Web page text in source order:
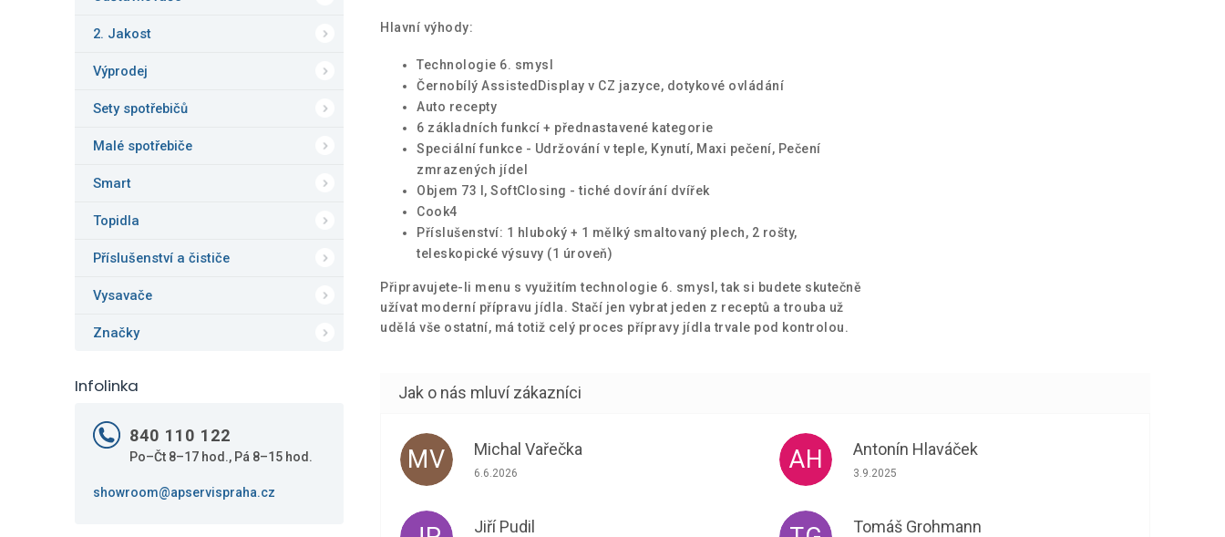
2. Jakost
Výprodej
Sety spotřebičů
Malé spotřebiče
Smart
Topidla
Příslušenství a čističe
Vysavače
Značky
Infolinka
840 110 122
Po–Čt 8–17 hod., Pá 8–15 hod.
showroom@apservispraha.cz
Hlavní výhody:
Technologie 6. smysl
Černobílý AssistedDisplay v CZ jazyce, dotykové ovládání
Auto recepty
6 základních funkcí + přednastavené kategorie
Speciální funkce - Udržování v teple, Kynutí, Maxi pečení, Pečení
zmrazených jídel
Objem 73 l, SoftClosing - tiché dovírání dvířek
Cook4
Příslušenství: 1 hluboký + 1 mělký smaltovaný plech, 2 rošty,
teleskopické výsuvy (1 úroveň)
Připravujete-li menu s využitím technologie 6. smysl, tak si budete skutečně
užívat moderní přípravu jídla. Stačí jen vybrat jeden z receptů a trouba už
udělá vše ostatní, má totiž celý proces přípravy jídla trvale pod kontrolou.
MV Michal Vařečka
Hodnocení obchodu je 5 z 5 hvězdiček.
6.6.2026 AH Antonín Hlaváček
Hodnocení obchodu je 5 z 5 hvězdiček.
3.9.2025
Jiří Pudil Tomáš Grohmann